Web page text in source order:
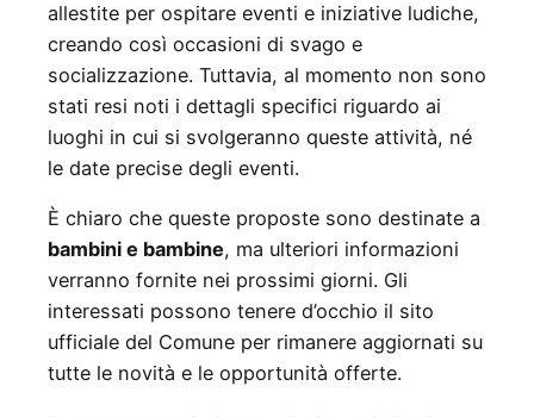
allestite per ospitare eventi e iniziative ludiche,
creando così occasioni di svago e
socializzazione. Tuttavia, al momento non sono
stati resi noti i dettagli specifici riguardo ai
luoghi in cui si svolgeranno queste attività, né
le date precise degli eventi.
È chiaro che queste proposte sono destinate a
bambini e bambine, ma ulteriori informazioni
verranno fornite nei prossimi giorni. Gli
interessati possono tenere d’occhio il sito
ufficiale del Comune per rimanere aggiornati su
tutte le novità e le opportunità offerte.